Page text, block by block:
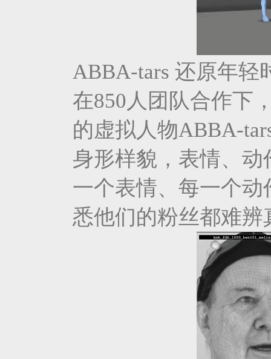
ABBA-tars 还原年轻
在850人团队合作下
的虚拟人物ABBA-
身形样貌，表情、
一个表情、每一个
悉他们的粉丝都难辨